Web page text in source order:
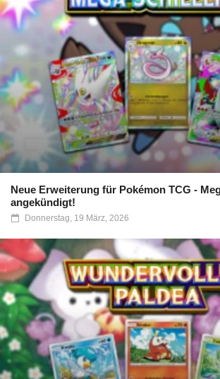
Neue Erweiterung für Pokémon TCG -
angekündigt!
Donnerstag, 19 März, 2026